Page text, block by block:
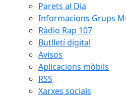
Parets al Dia
Informacions Grups
Ràdio Rap 107
Butlletí digital
Avisos
Aplicacions mòbils
RSS
Xarxes socials